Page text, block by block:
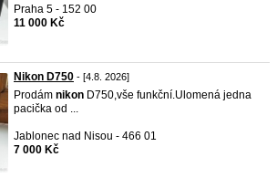
Praha 5 - 152 00
11 000 Kč
Nikon D750 - [4.8. 2026]
Prodám nikon D750,vše funkční.Ulomená jedna
pacička od ...
Jablonec nad Nisou - 466 01
7 000 Kč